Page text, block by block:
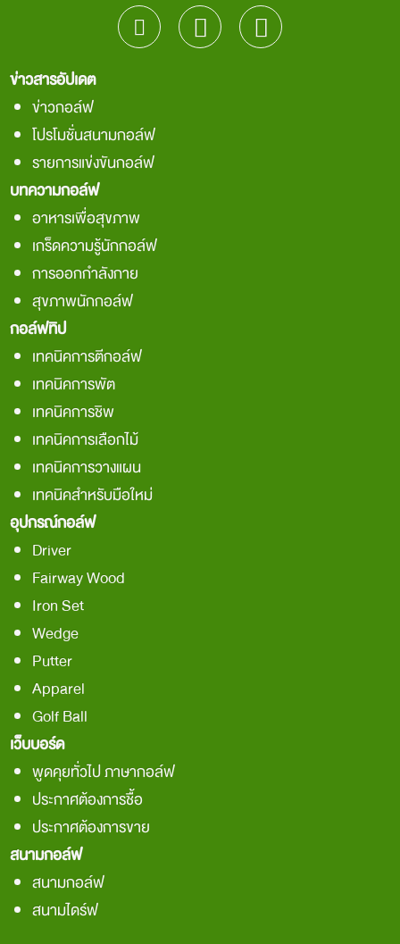
ข่าวสารอัปเดต
ข่าวกอล์ฟ
โปรโมชั่นสนามกอล์ฟ
รายการแข่งขันกอล์ฟ
บทความกอล์ฟ
อาหารเพื่อสุขภาพ
เกร็ดความรู้นักกอล์ฟ
การออกกำลังกาย
สุขภาพนักกอล์ฟ
กอล์ฟทิป
เทคนิคการตีกอล์ฟ
เทคนิคการพัต
เทคนิคการชิพ
เทคนิคการเลือกไม้
เทคนิคการวางแผน
เทคนิคสำหรับมือใหม่
อุปกรณ์กอล์ฟ
Driver
Fairway Wood
Iron Set
Wedge
Putter
Apparel
Golf Ball
เว็บบอร์ด
พูดคุยทั่วไป ภาษากอล์ฟ
ประกาศต้องการชื้อ
ประกาศต้องการขาย
สนามกอล์ฟ
สนามกอล์ฟ
สนามไดร์ฟ